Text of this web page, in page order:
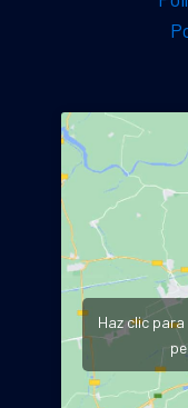
Haz clic